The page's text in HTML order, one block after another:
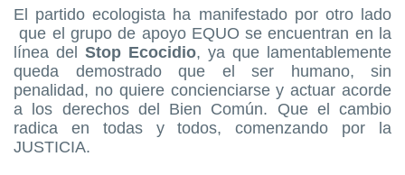
El partido ecologista ha manifestado por otro lado
que el grupo de apoyo EQUO se encuentran en la
línea del Stop Ecocidio, ya que lamentablemente
queda demostrado que el ser humano, sin
penalidad, no quiere concienciarse y actuar acorde
a los derechos del Bien Común. Que el cambio
radica en todas y todos, comenzando por la
JUSTICIA.